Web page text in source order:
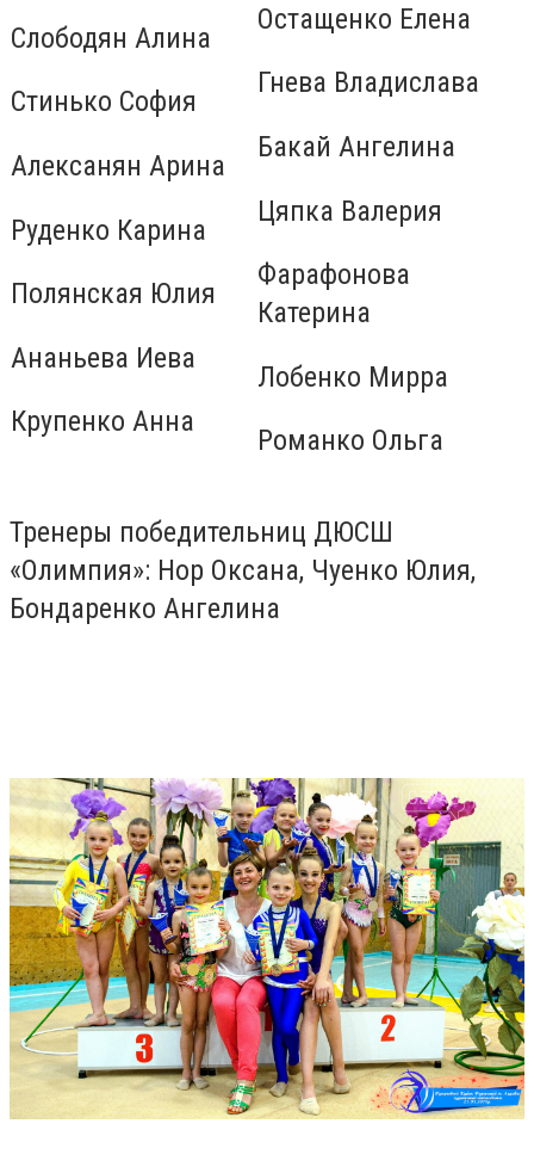
Слободян Алина
Стинько София
Алексанян Арина
Руденко Карина
Полянская Юлия
Ананьева Иева
Крупенко Анна
Остащенко Елена
Гнева Владислава
Бакай Ангелина
Цяпка Валерия
Фарафонова
Катерина
Лобенко Мирра
Романко Ольга
Тренеры победительниц ДЮСШ
«Олимпия»: Нор Оксана, Чуенко Юлия,
Бондаренко Ангелина